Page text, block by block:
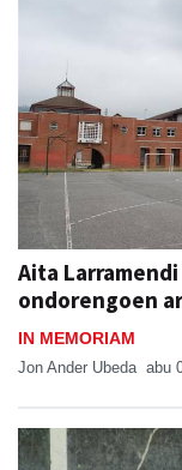
Aita
ondorengoen
IN MEMORIAM
Jon Ander Ubeda abu